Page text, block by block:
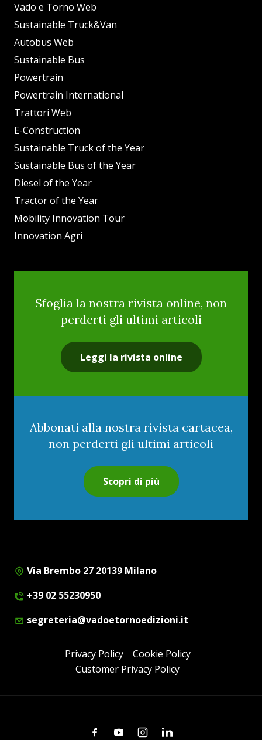
Vado e Torno Web
Sustainable Truck&Van
Autobus Web
Sustainable Bus
Powertrain
Powertrain International
Trattori Web
E-Construction
Sustainable Truck of the Year
Sustainable Bus of the Year
Diesel of the Year
Tractor of the Year
Mobility Innovation Tour
Innovation Agri
Sfoglia la nostra rivista online, non
perderti gli ultimi articoli
Leggi la rivista online
Abbonati alla nostra rivista cartacea,
non perderti gli ultimi articoli
Scopri di più
Via Brembo 27 20139 Milano
+39 02 55230950
segreteria@vadoetornoedizioni.it
Privacy Policy
Cookie Policy
Customer Privacy Policy
FacebookYoutubeInstagramLinkedin